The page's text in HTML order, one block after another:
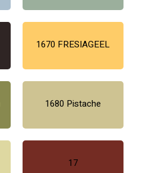
1670 FRESIAGEEL
1680 Pistache
17